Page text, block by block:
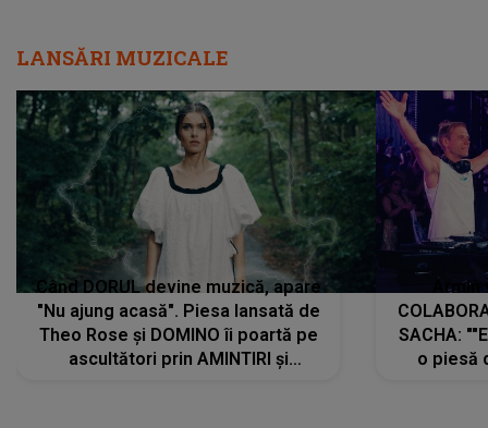
LANSĂRI MUZICALE
Când DORUL devine muzică, apare
"Nu ajung acasă". Piesa lansată de
Theo Rose și DOMINO îi poartă pe
ascultători prin AMINTIRI și
SACHA:
o piesă